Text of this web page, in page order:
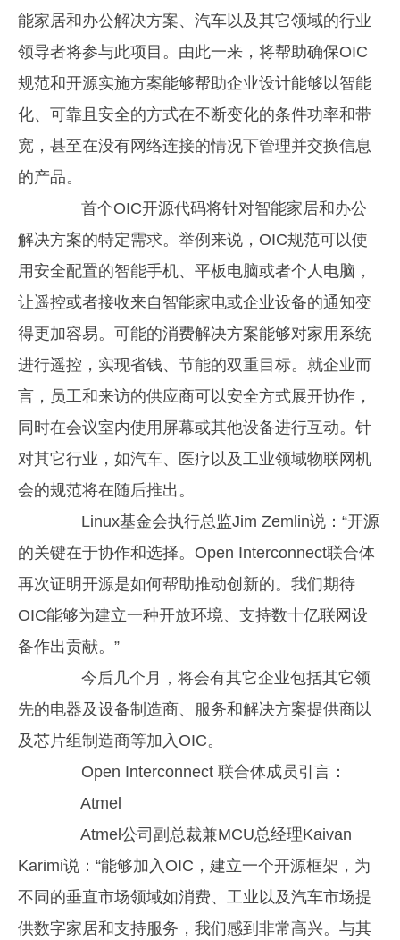
能家居和办公解决方案、汽车以及其它领域的行业
领导者将参与此项目。由此一来，将帮助确保OIC
规范和开源实施方案能够帮助企业设计能够以智能
化、可靠且安全的方式在不断变化的条件功率和带
宽，甚至在没有网络连接的情况下管理并交换信息
的产品。
首个OIC开源代码将针对智能家居和办公
解决方案的特定需求。举例来说，OIC规范可以使
用安全配置的智能手机、平板电脑或者个人电脑，
让遥控或者接收来自智能家电或企业设备的通知变
得更加容易。可能的消费解决方案能够对家用系统
进行遥控，实现省钱、节能的双重目标。就企业而
言，员工和来访的供应商可以安全方式展开协作，
同时在会议室内使用屏幕或其他设备进行互动。针
对其它行业，如汽车、医疗以及工业领域物联网机
会的规范将在随后推出。
Linux基金会执行总监Jim Zemlin说：“开源
的关键在于协作和选择。Open Interconnect联合体
再次证明开源是如何帮助推动创新的。我们期待
OIC能够为建立一种开放环境、支持数十亿联网设
备作出贡献。”
今后几个月，将会有其它企业包括其它领
先的电器及设备制造商、服务和解决方案提供商以
及芯片组制造商等加入OIC。
Open Interconnect 联合体成员引言：
Atmel
Atmel公司副总裁兼MCU总经理Kaivan
Karimi说：“能够加入OIC，建立一个开源框架，为
不同的垂直市场领域如消费、工业以及汽车市场提
供数字家居和支持服务，我们感到非常高兴。与其